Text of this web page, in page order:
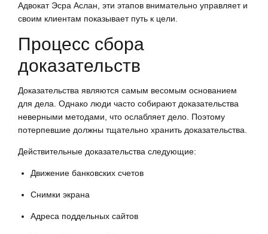
Адвокат Эсра Аслан, эти этапов внимательно управляет и
своим клиентам показывает путь к цели.
Процесс сбора
доказательств
Доказательства являются самым весомым основанием
для дела. Однако люди часто собирают доказательства
неверными методами, что ослабляет дело. Поэтому
потерпевшие должны тщательно хранить доказательства.
Действительные доказательства следующие:
Движение банковских счетов
Снимки экрана
Адреса поддельных сайтов